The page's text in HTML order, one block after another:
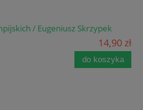
/ Eugeniusz Skrzypek
14,90 zł
do koszyka